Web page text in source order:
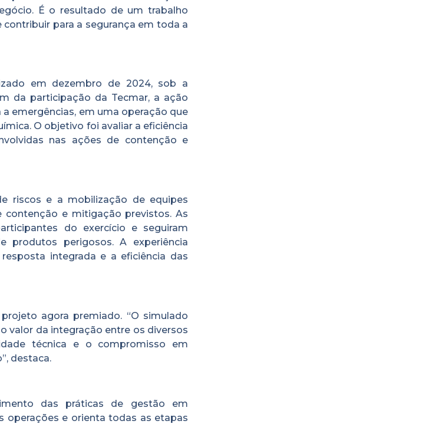
É o resultado de um trabalho
para a segurança em toda a
em dezembro de 2024, sob a
da participação da Tecmar, a ação
emergências, em uma operação que
O objetivo foi avaliar a eficiência
nas ações de contenção e
riscos e a mobilização de equipes
contenção e mitigação previstos. As
do exercício e seguiram
produtos perigosos. A experiência
integrada e a eficiência das
agora premiado. “O simulado
valor da integração entre os diversos
técnica e o compromisso em
destaca.
das práticas de gestão em
operações e orienta todas as etapas